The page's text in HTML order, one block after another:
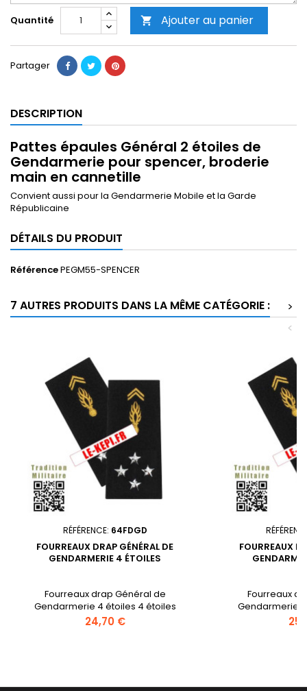
Quantité  Ajouter au panier
Partager
DESCRIPTION
Pattes épaules Général 2 étoiles de
Gendarmerie pour spencer, broderie
main en cannetille
Convient aussi pour la Gendarmerie Mobile et la Garde
Républicaine
DÉTAILS DU PRODUIT
RéférencePEGM55-SPENCER
7 AUTRES PRODUITS DANS LA MÊME CATÉGORIE :
>
<
RÉFÉRENCE: 64FDGD
FOURREAUX DRAP GÉNÉRAL DE
GENDARMERIE 4 ÉTOILES
Fourreaux drap Général de
Gendarmerie 4 étoiles 4 étoiles
chromées Grenade or brodée
Prix
24,70 €
FOURREAUX
Fourreaux
Gendarmerie
chroméesPrix